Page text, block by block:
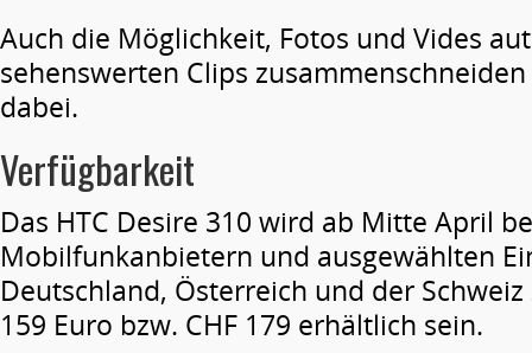
Auch die Möglichkeit, Fotos und Vides
sehenswerten Clips
dabei.
Verfügbarkeit
Das HTC Desire 310 wird ab Mitte April
Mobilfunkanbietern und ausgewählten
Deutschland, Österreich und der
159 Euro bzw. CHF 179 erhältlich sein.